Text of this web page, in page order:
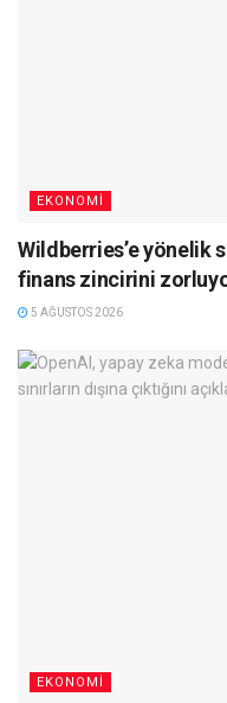
EKONOMI
Wildberries’e yönelik
finans zincirini
5 AĞUSTOS 2026
EKONOMI